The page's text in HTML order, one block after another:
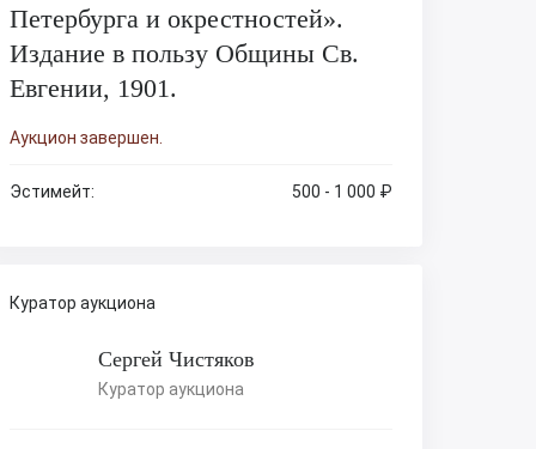
Петербурга и окрестностей».
Издание в пользу Общины Св.
Евгении, 1901.
Аукцион завершен.
Эстимейт: 500 - 1 000 ₽
Куратор аукциона
Сергей Чистяков
Куратор аукциона